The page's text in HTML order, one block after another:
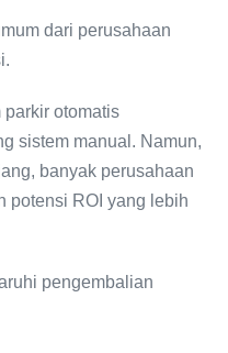
dari perusahaan
parkir otomatis
sistem manual. Namun,
banyak perusahaan
potensi ROI yang lebih
pengembalian